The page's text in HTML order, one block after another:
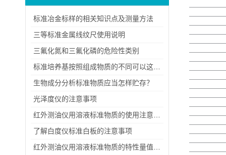
标准冶金标样的相关知识点及测量方法
三等标准金属线纹尺使用说明
三氟化氮和三氟化磷的危险性类别
生物成分分析标准物质应当怎样贮存？
光泽度仪的注意事项
了解白度仪标准白板的注意事项